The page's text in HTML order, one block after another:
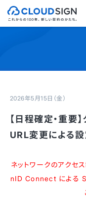
2026年5月15日（金）
【日程確定・重要
URL変更による
ネットワークのアクセ
nID Connect による